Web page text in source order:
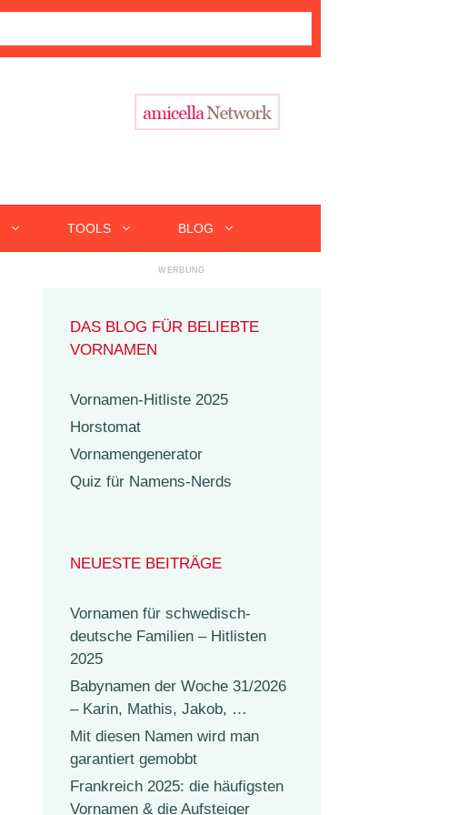
TOOLS BLOG
DAS BLOG FÜR BELIEBTE
VORNAMEN
Vornamen-Hitliste 2025
Horstomat
Vornamengenerator
Quiz für Namens-Nerds
NEUESTE BEITRÄGE
Vornamen für schwedisch-
deutsche Familien – Hitlisten
2025
Babynamen der Woche 31/2026
– Karin, Mathis, Jakob, …
Mit diesen Namen wird man
garantiert gemobbt
Frankreich 2025: die häufigsten
Vornamen & die Aufsteiger